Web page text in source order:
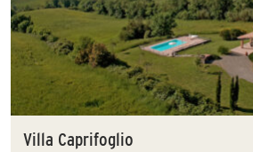
Villa Caprifoglio